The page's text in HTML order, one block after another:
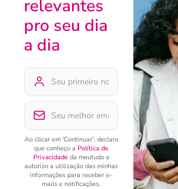
relevantes
pro seu dia
a dia
Ao clicar em 'Continuar', declaro
que conheço a Política de
Privacidadeda meutudo e
autorizo a utilização das minhas
informações para receber e-
mails e notificações.